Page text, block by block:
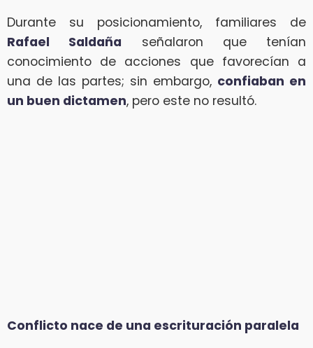
Durante su posicionamiento, familiares de
Rafael Saldaña señalaron que tenían
conocimiento de acciones que favorecían a
una de las partes; sin embargo, confiaban en
un buen dictamen, pero este no resultó.
Conflicto nace de una escrituración paralela